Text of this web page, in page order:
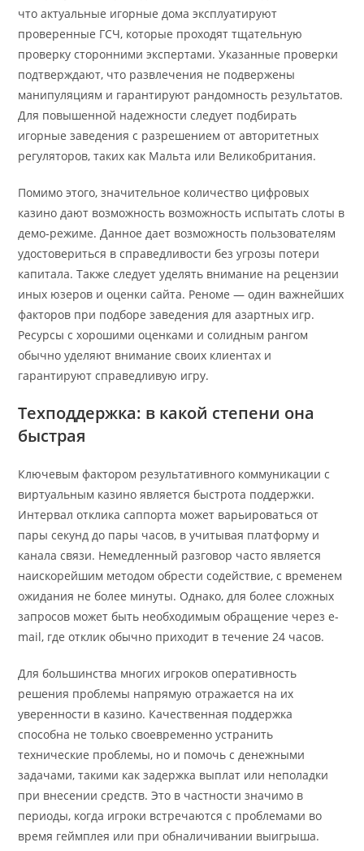
что актуальные игорные дома эксплуатируют
проверенные ГСЧ, которые проходят тщательную
проверку сторонними экспертами. Указанные проверки
подтверждают, что развлечения не подвержены
манипуляциям и гарантируют рандомность результатов.
Для повышенной надежности следует подбирать
игорные заведения с разрешением от авторитетных
регуляторов, таких как Мальта или Великобритания.
Помимо этого, значительное количество цифровых
казино дают возможность возможность испытать слоты в
демо-режиме. Данное дает возможность пользователям
удостовериться в справедливости без угрозы потери
капитала. Также следует уделять внимание на рецензии
иных юзеров и оценки сайта. Реноме — один важнейших
факторов при подборе заведения для азартных игр.
Ресурсы с хорошими оценками и солидным рангом
обычно уделяют внимание своих клиентах и
гарантируют справедливую игру.
Техподдержка: в какой степени она
быстрая
Ключевым фактором результативного коммуникации с
виртуальным казино является быстрота поддержки.
Интервал отклика саппорта может варьироваться от
пары секунд до пары часов, в учитывая платформу и
канала связи. Немедленный разговор часто является
наискорейшим методом обрести содействие, с временем
ожидания не более минуты. Однако, для более сложных
запросов может быть необходимым обращение через e-
mail, где отклик обычно приходит в течение 24 часов.
Для большинства многих игроков оперативность
решения проблемы напрямую отражается на их
уверенности в казино. Качественная поддержка
способна не только своевременно устранить
технические проблемы, но и помочь с денежными
задачами, такими как задержка выплат или неполадки
при внесении средств. Это в частности значимо в
периоды, когда игроки встречаются с проблемами во
время геймплея или при обналичивании выигрыша.